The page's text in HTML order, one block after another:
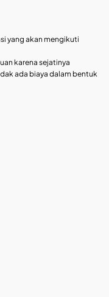
yang akan mengikuti
karena sejatinya
ada biaya dalam bentuk